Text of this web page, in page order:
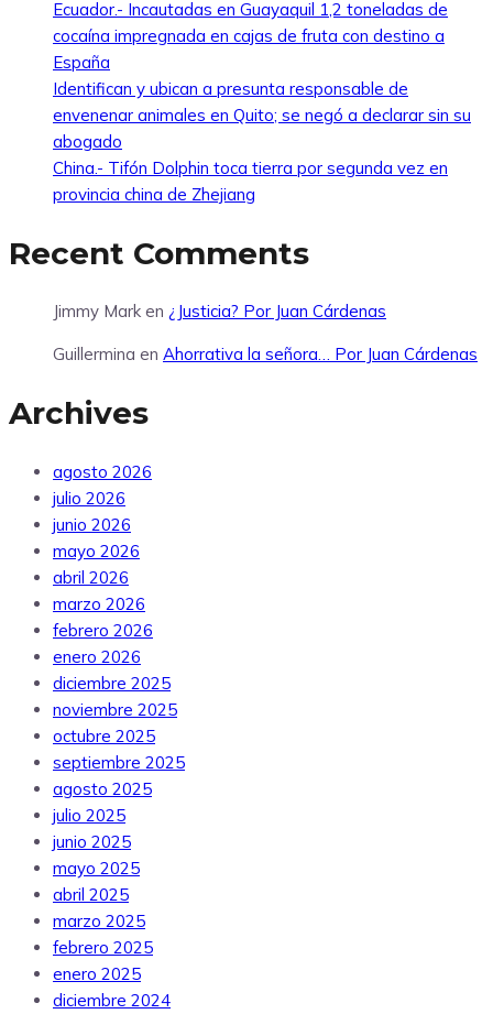
Ecuador.- Incautadas en Guayaquil 1,2 toneladas de
cocaína impregnada en cajas de fruta con destino a
España
Identifican y ubican a presunta responsable de
envenenar animales en Quito; se negó a declarar sin su
abogado
China.- Tifón Dolphin toca tierra por segunda vez en
provincia china de Zhejiang
Recent Comments
Jimmy Mark en ¿Justicia? Por Juan Cárdenas
Guillermina en Ahorrativa la señora… Por Juan Cárdenas
Archives
agosto 2026
julio 2026
junio 2026
mayo 2026
abril 2026
marzo 2026
febrero 2026
enero 2026
diciembre 2025
noviembre 2025
octubre 2025
septiembre 2025
agosto 2025
julio 2025
junio 2025
mayo 2025
abril 2025
marzo 2025
febrero 2025
enero 2025
diciembre 2024